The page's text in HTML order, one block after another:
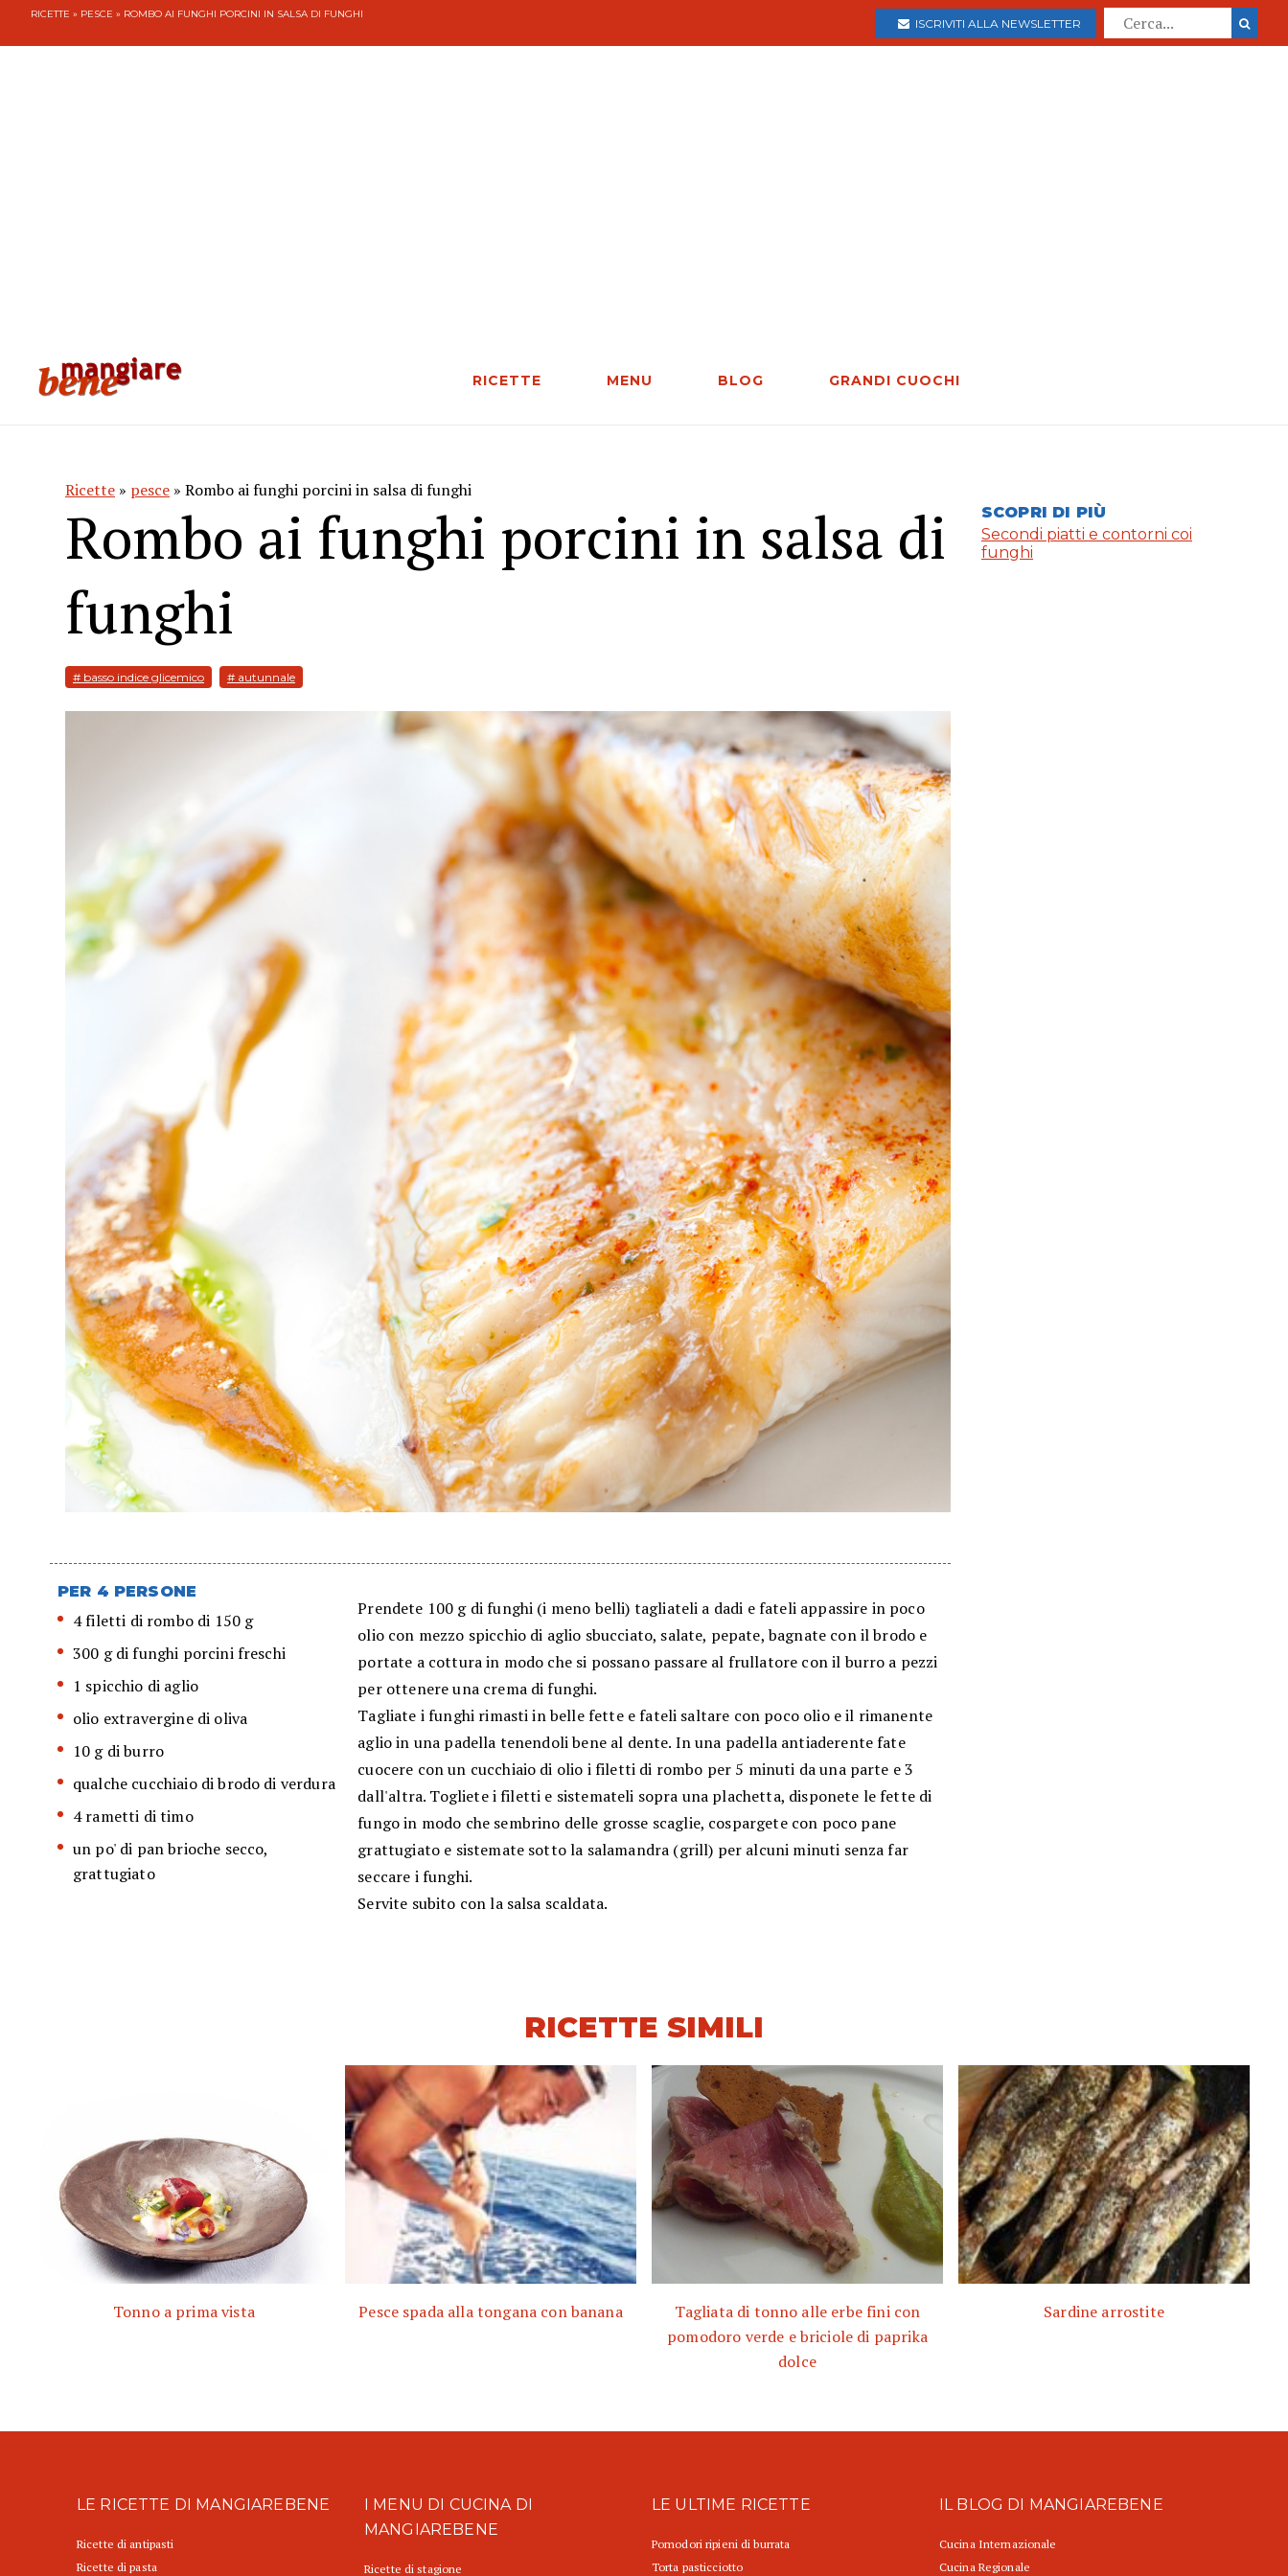
RICETTE » PESCE » ROMBO AI FUNGHI PORCINI IN SALSA DI FUNGHI
ISCRIVITI ALLA NEWSLETTER
RICETTE MENU BLOG GRANDI CUOCHI
Ricette » pesce » Rombo ai funghi porcini in salsa di funghi
Rombo ai funghi porcini in salsa di
funghi
# basso indice glicemico # autunnale
PER 4 PERSONE
4 filetti di rombo di 150 g
300 g di funghi porcini freschi
1 spicchio di aglio
olio extravergine di oliva
10 g di burro
qualche cucchiaio di brodo di verdura
4 rametti di timo
un po' di pan brioche secco,
grattugiato
Prendete 100 g di funghi (i meno belli) tagliateli a dadi e fateli appassire in poco
olio con mezzo spicchio di aglio sbucciato, salate, pepate, bagnate con il brodo e
portate a cottura in modo che si possano passare al frullatore con il burro a pezzi
per ottenere una crema di funghi.
Tagliate i funghi rimasti in belle fette e fateli saltare con poco olio e il rimanente
aglio in una padella tenendoli bene al dente. In una padella antiaderente fate
cuocere con un cucchiaio di olio i filetti di rombo per 5 minuti da una parte e 3
dall'altra. Togliete i filetti e sistemateli sopra una plachetta, disponete le fette di
fungo in modo che sembrino delle grosse scaglie, cospargete con poco pane
grattugiato e sistemate sotto la salamandra (grill) per alcuni minuti senza far
seccare i funghi.
Servite subito con la salsa scaldata.
SCOPRI DI PIÙ
Secondi piatti e contorni coi
funghi
RICETTE SIMILI
Tonno a prima vista Pesce spada alla tongana con banana
Tagliata di tonno alle erbe fini con
pomodoro verde e briciole di paprika
dolce
Sardine arrostite
LE RICETTE DI MANGIAREBENE
Ricette di antipasti
Ricette di pasta
I MENU DI CUCINA DI
MANGIAREBENE
Ricette di stagione
LE ULTIME RICETTE
Pomodori ripieni di burrata
Torta pasticciotto
IL BLOG DI MANGIAREBENE
Cucina Internazionale
Cucina Regionale